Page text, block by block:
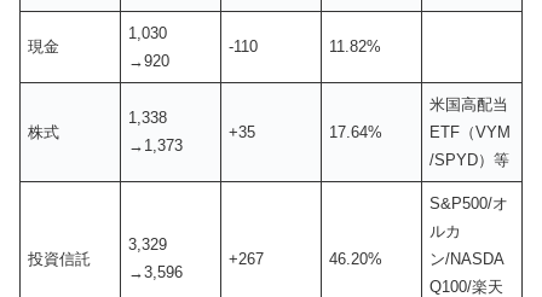
現金
1,030
→920
-110 11.82%
株式
1,338
→1,373
+35 17.64%
米国高配当
ETF（VYM
/SPYD）等
投資信託
3,329
→3,596
+267 46.20%
S&P500/オ
ルカ
ン/NASDA
Q100/楽天